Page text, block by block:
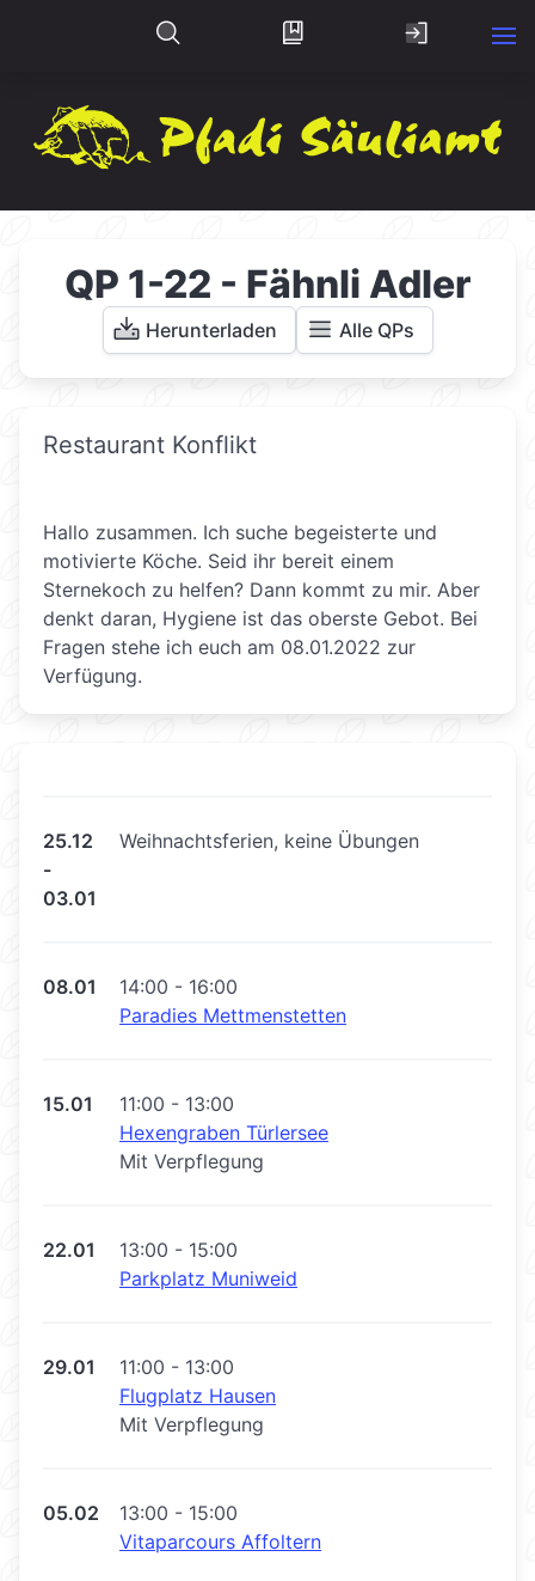
QP 1-22 - Fähnli Adler
Herunterladen Alle QPs
Restaurant Konflikt
Hallo zusammen. Ich suche begeisterte und
motivierte Köche. Seid ihr bereit einem
Sternekoch zu helfen? Dann kommt zu mir. Aber
denkt daran, Hygiene ist das oberste Gebot. Bei
Fragen stehe ich euch am 08.01.2022 zur
Verfügung.
25.12
-
03.01
Weihnachtsferien, keine Übungen
08.01
14:00 - 16:00
Paradies Mettmenstetten
15.01
11:00 - 13:00
Hexengraben Türlersee
Mit Verpflegung
22.01
13:00 - 15:00
Parkplatz Muniweid
29.01
11:00 - 13:00
Flugplatz Hausen
Mit Verpflegung
05.02
13:00 - 15:00
Vitaparcours Affoltern